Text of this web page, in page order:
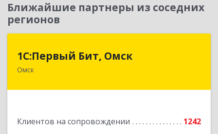
Ближайшие партнеры из соседних
регионов
1С:Первый Бит, Омск
Омск
Клиентов на сопровождении
1242
644099, Омская обл, Омск г, Гагарина ул, дом №